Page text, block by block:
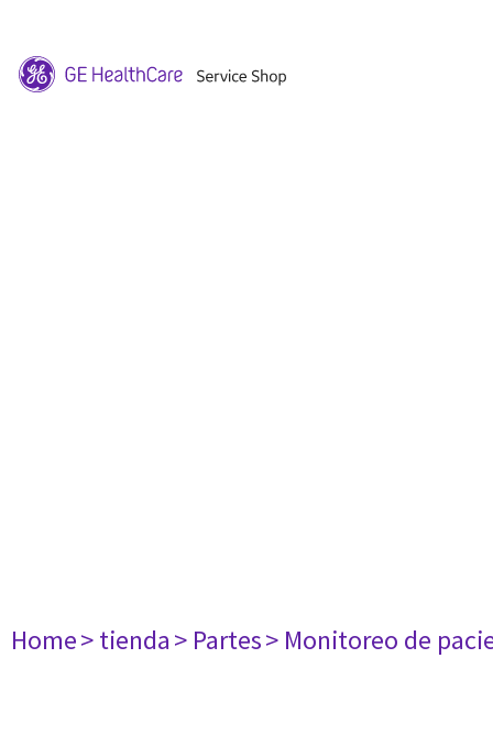
Home> tienda> Partes> Monitoreo de